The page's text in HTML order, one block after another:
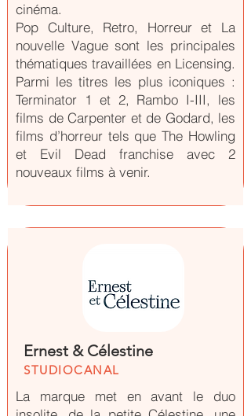
cinéma.
Pop Culture, Retro, Horreur et La
nouvelle Vague sont les principales
thématiques travaillées en Licensing.
Parmi les titres les plus iconiques :
Terminator 1 et 2, Rambo I-III, les
films de Carpenter et de Godard, les
films d’horreur tels que The Howling
et Evil Dead franchise avec 2
nouveaux films à venir.
Ernest & Célestine
STUDIOCANAL
La marque met en avant le duo